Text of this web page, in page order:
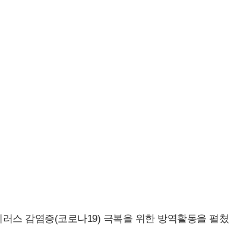
스 감염증(코로나19) 극복을 위한 방역활동을 펼쳤